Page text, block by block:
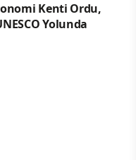
Kenti Ordu,
Yolunda